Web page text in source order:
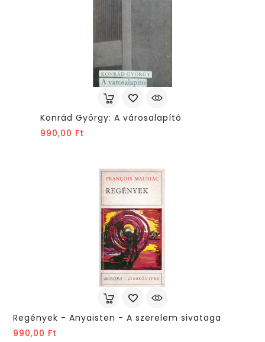
Konrád György: A városalapító
990,00 Ft
Regények - Anyaisten - A szerelem sivataga
990,00 Ft